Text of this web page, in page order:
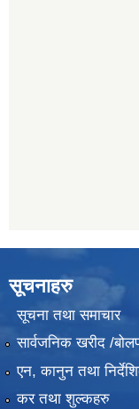
सूचनाहरु
सूचना तथा समाचार
सार्वजनिक खरीद /
एन, कानुन तथा
कर तथा शुल्कहरु